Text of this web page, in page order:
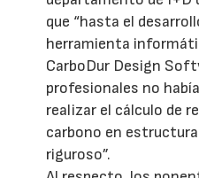
que “hasta el
herramienta
CarboDur Design
profesionales no
realizar el cálculo de
carbono en
riguroso”.